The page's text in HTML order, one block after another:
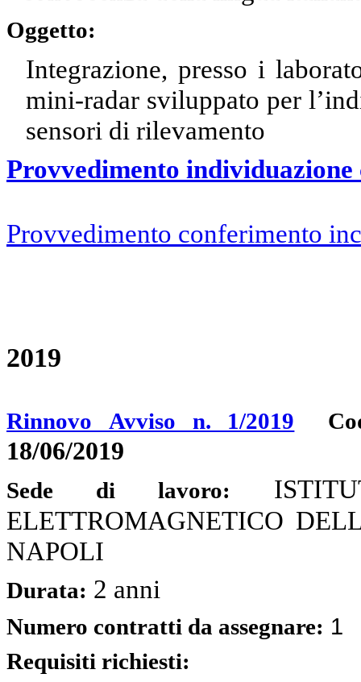
Oggetto:
Integrazione, presso i
mini-radar sviluppato per
sensori di rilevamento
Provvedimento individuazione
Provvedimento conferimento
2019
Rinnovo Avviso n. 1/2019
18/06/2019
Sede di lavoro:
ELETTROMAGNETICO
NAPOLI
Durata: 2 anni
Numero contratti da assegnare: 1
Requisiti richiesti: